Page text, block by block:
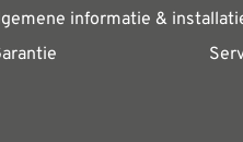
informatie &